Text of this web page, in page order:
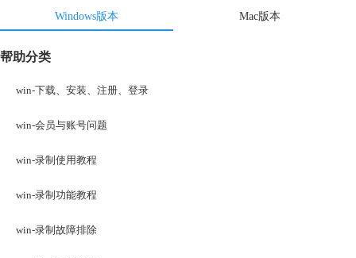
Windows版本 Mac版本
帮助分类
win-下载、安装、注册、登录
win-会员与账号问题
win-录制使用教程
win-录制功能教程
win-录制故障排除